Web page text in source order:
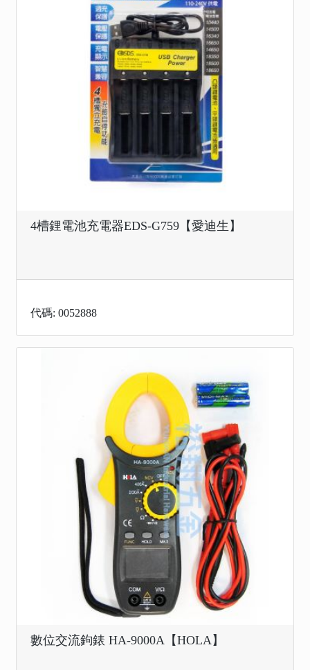
4槽鋰電池充電器EDS-G759【愛迪生】
代碼: 0052888
數位交流鉤錶 HA-9000A【HOLA】